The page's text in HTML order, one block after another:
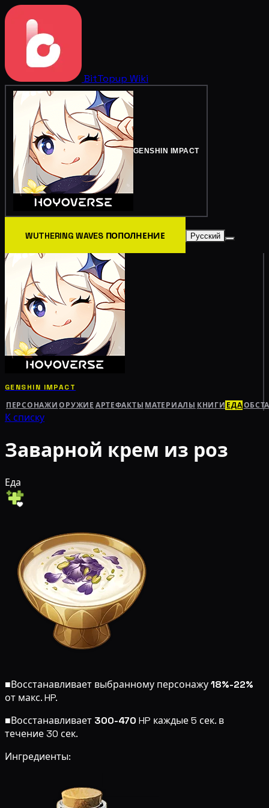
BitTopup Wiki
GENSHIN IMPACT
WUTHERING WAVES ПОПОЛНЕНИЕ Русский
GENSHIN IMPACT
ПЕРСОНАЖИ ОРУЖИЕ АРТЕФАКТЫ МАТЕРИАЛЫ КНИГИ ЕДА
К списку
Заварной крем из роз
Еда
■Восстанавливает выбранному персонажу18%-22%
от макс. HP.
■Восстанавливает 300-470 HP каждые 5 сек. в
течение 30 сек.
Ингредиенты: